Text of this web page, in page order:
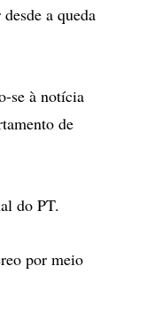
a queda
se à notícia
de
do PT.
por meio